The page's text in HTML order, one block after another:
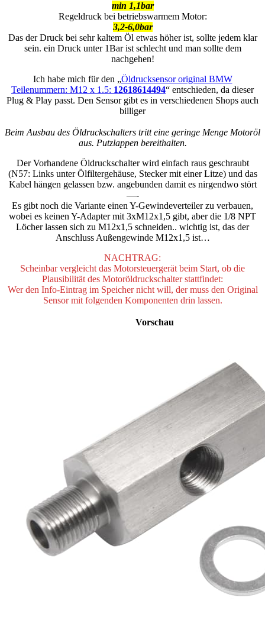
min 1,1bar
Regeldruck bei betriebswarmem Motor:
3,2-6,0bar
Das der Druck bei sehr kaltem Öl etwas höher ist, sollte jedem klar
sein. ein Druck unter 1Bar ist schlecht und man sollte dem
nachgehen!
Ich habe mich für den „Öldrucksensor original BMW
Teilenummern: M12 x 1.5: 12618614494“ entschieden, da dieser
Plug & Play passt. Den Sensor gibt es in verschiedenen Shops auch
billiger
Beim Ausbau des Öldruckschalters tritt eine geringe Menge Motoröl
aus. Putzlappen bereithalten.
Der Vorhandene Öldruckschalter wird einfach raus geschraubt
(N57: Links unter Ölfiltergehäuse, Stecker mit einer Litze) und das
Kabel hängen gelassen bzw. angebunden damit es nirgendwo stört
—-
Es gibt noch die Variante einen Y-Gewindeverteiler zu verbauen,
wobei es keinen Y-Adapter mit 3xM12x1,5 gibt, aber die 1/8 NPT
Löcher lassen sich zu M12x1,5 schneiden.. wichtig ist, das der
Anschluss Außengewinde M12x1,5 ist…
NACHTRAG:
Scheinbar vergleicht das Motorsteuergerät beim Start, ob die
Plausibilität des Motoröldruckschalter stattfindet:
Wer den Info-Eintrag im Speicher nicht will, der muss den Original
Sensor mit folgenden Komponenten drin lassen.
Vorschau